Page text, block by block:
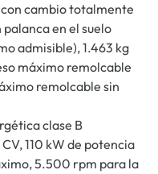
cambio totalmente
en el suelo
admisible), 1.463 kg
máximo remolcable
remolcable sin
clase B
110 kW de potencia
5.500 rpm para la